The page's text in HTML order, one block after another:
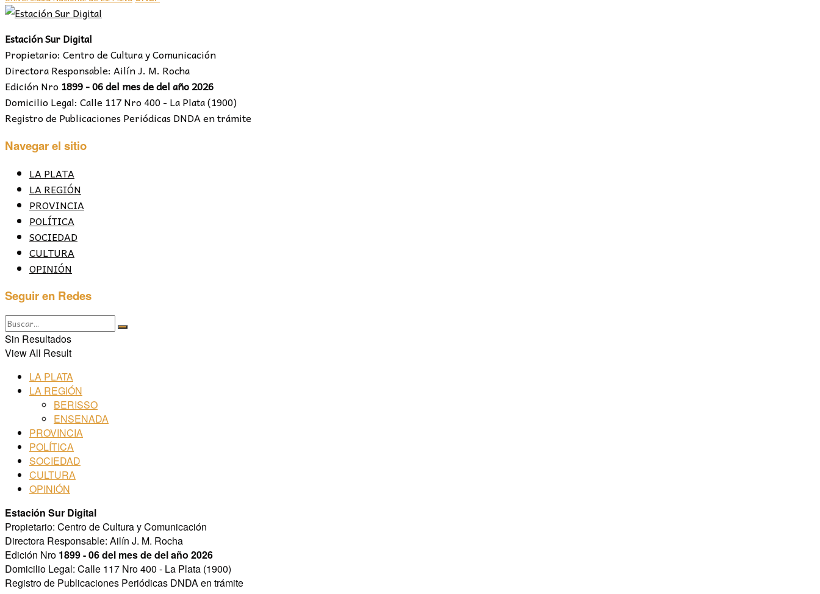
Estación Sur Digital
Propietario: Centro de Cultura y Comunicación
Directora Responsable: Ailín J. M. Rocha
Edición Nro 1899 - 06 del mes de del año 2026
Domicilio Legal: Calle 117 Nro 400 - La Plata (1900)
Registro de Publicaciones Periódicas DNDA en trámite
Navegar el sitio
LA PLATA
LA REGIÓN
PROVINCIA
POLÍTICA
SOCIEDAD
CULTURA
OPINIÓN
Seguir en Redes
Sin Resultados
View All Result
LA PLATA
LA REGIÓN
BERISSO
ENSENADA
PROVINCIA
POLÍTICA
SOCIEDAD
CULTURA
OPINIÓN
Estación Sur Digital
Propietario: Centro de Cultura y Comunicación
Directora Responsable: Ailín J. M. Rocha
Edición Nro 1899 - 06 del mes de del año 2026
Domicilio Legal: Calle 117 Nro 400 - La Plata (1900)
Registro de Publicaciones Periódicas DNDA en trámite